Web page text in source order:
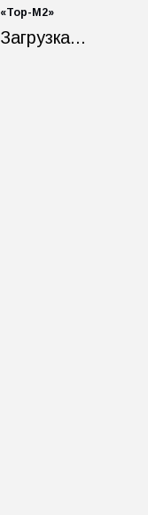
«Тор-М2»
Загрузка...